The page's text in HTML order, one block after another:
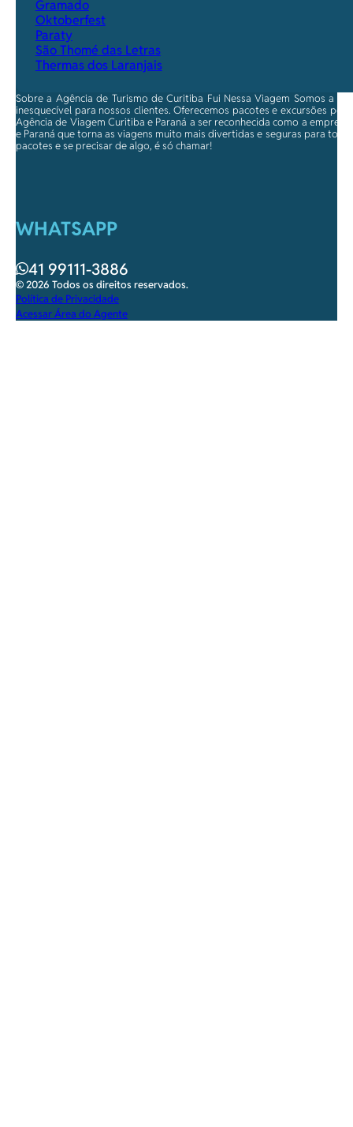
Gramado
Oktoberfest
Paraty
São Thomé das Letras
Thermas dos Laranjais
Sobre a Agência de Turismo de Curitiba Fui Nessa Viagem Somos a
inesquecível para nossos clientes. Oferecemos pacotes e excursões
Agência de Viagem Curitiba e Paraná a ser reconhecida como a
e Paraná que torna as viagens muito mais divertidas e seguras para
pacotes e se precisar de algo, é só chamar!
WHATSAPP
41 99111-3886
© 2026 Todos os direitos reservados.
Política de Privacidade
Acessar Área do Agente